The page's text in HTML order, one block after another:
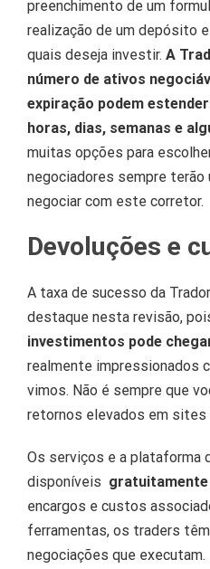
preenchimento de um
realização de um depósito
quais deseja investir. A
número de ativos
expiração podem
horas, dias, semanas e
muitas opções para
negociadores sempre terão
negociar com este corretor.
Devoluções e
A taxa de sucesso da
destaque nesta revisão,
investimentos pode
realmente impressionados
vimos. Não é sempre que
retornos elevados em sites
Os serviços e a plataforma
disponíveis gratuitamente
encargos e custos
ferramentas, os traders
negociações que executam.